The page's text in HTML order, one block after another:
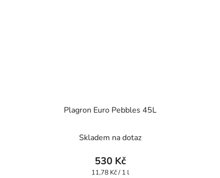
Plagron Euro Pebbles 45L
Skladem na dotaz
530 Kč
Měrná
11,78 Kč / 1 l